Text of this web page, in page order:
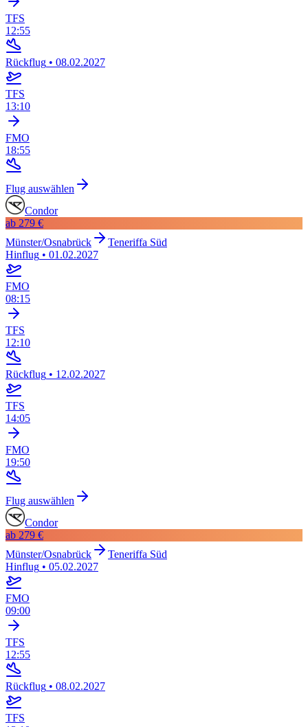
TFS
12:55
Rückflug • 08.02.2027
TFS
13:10
FMO
18:55
Flug auswählen
Condor
ab 279 €
Münster/Osnabrück
Teneriffa Süd
Hinflug • 01.02.2027
FMO
08:15
TFS
12:10
Rückflug • 12.02.2027
TFS
14:05
FMO
19:50
Flug auswählen
Condor
ab 279 €
Münster/Osnabrück
Teneriffa Süd
Hinflug • 05.02.2027
FMO
09:00
TFS
12:55
Rückflug • 08.02.2027
TFS